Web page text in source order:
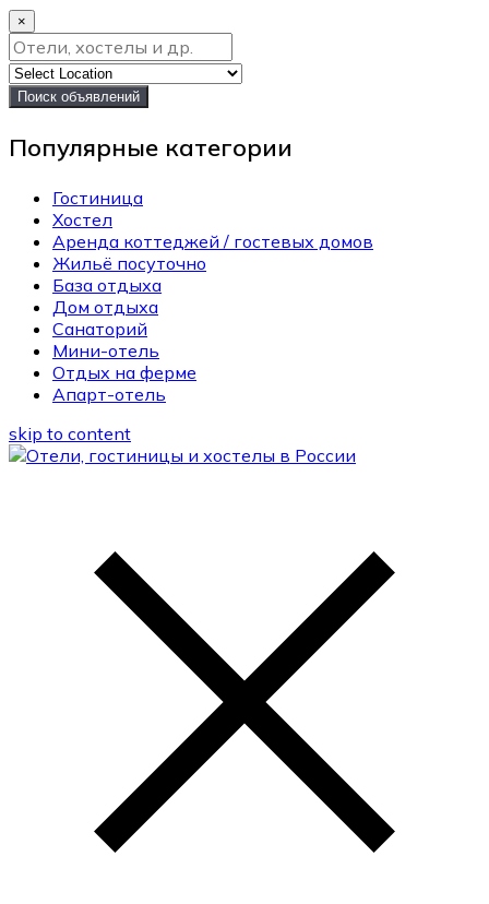
×
Поиск объявлений
Популярные категории
Гостиница
Хостел
Аренда коттеджей / гостевых домов
Жильё посуточно
База отдыха
Дом отдыха
Санаторий
Мини-отель
Отдых на ферме
Апарт-отель
skip to content